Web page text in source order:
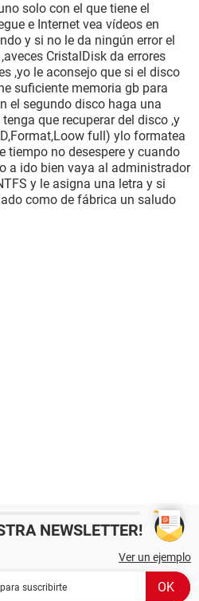
solo con el que tiene el
e Internet vea vídeos en
y si no le da ningún error el
CristalDisk da errores
,yo le aconsejo que si el disco
suficiente memoria gb para
el segundo disco haga una
que recuperar del disco ,y
full) ylo formatea
tiempo no desespere y cuando
a ido bien vaya al administrador
y le asigna una letra y si
como de fábrica un saludo
NEWSLETTER!
Ver un ejemplo